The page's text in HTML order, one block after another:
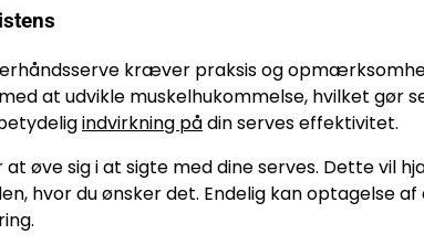
kræver praksis og
at udvikle muskelhukommelse, hvilket gør
indvirkning pådin serves effektivitet.
øve sig i at sigte med dine serves. Dette vil
hvor du ønsker det. Endelig kan optagelse